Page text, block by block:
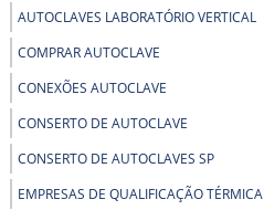
AUTOCLAVES LABORATÓRIO VERTICAL
COMPRAR AUTOCLAVE
CONEXÕES AUTOCLAVE
CONSERTO DE AUTOCLAVE
CONSERTO DE AUTOCLAVES SP
EMPRESAS DE QUALIFICAÇÃO TÉRMICA